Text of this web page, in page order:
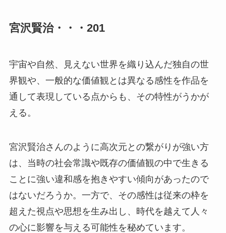
宮沢賢治・・・201
宇宙や自然、見えない世界を織り込んだ独自の世
界観や、一般的な価値観とは異なる感性を作品を
通して表現している点からも、その特性がうかが
える。
宮沢賢治さんのように高次元との繋がりが強い方
は、当時の社会常識や既存の価値観の中で生きる
ことに強い違和感を抱きやすい傾向があったので
はないだろうか。一方で、その感性は従来の枠を
超えた視点や思想を生み出し、時代を越えて人々
の心に影響を与える可能性を秘めています。